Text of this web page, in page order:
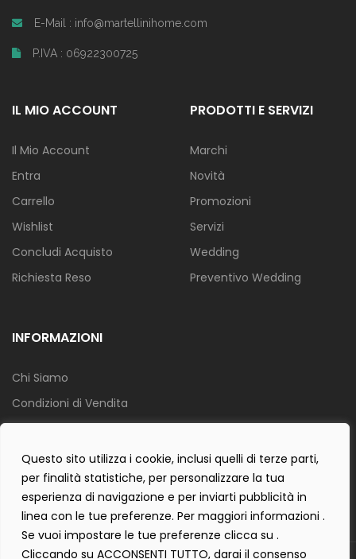
Questo sito utilizza i cookie, inclusi quelli di terze parti,
per finalità statistiche, per personalizzare la tua
esperienza di navigazione e per inviarti pubblicità in
linea con le tue preferenze. Per maggiori informazioni .
Se vuoi impostare le tue preferenze clicca su .
Cliccando su ACCONSENTI TUTTO, darai il consenso
E-Mail : info@martellinihome.com
P.IVA : 06922300725
IL MIO ACCOUNT
Il Mio Account
Entra
Carrello
Wishlist
Concludi Acquisto
Richiesta Reso
PRODOTTI E SERVIZI
Marchi
Novità
Promozioni
Servizi
Wedding
Preventivo Wedding
INFORMAZIONI
Chi Siamo
Condizioni di Vendita
Info Spedizione
Privacy Policy
Cookie Policy
Contact Form Policy